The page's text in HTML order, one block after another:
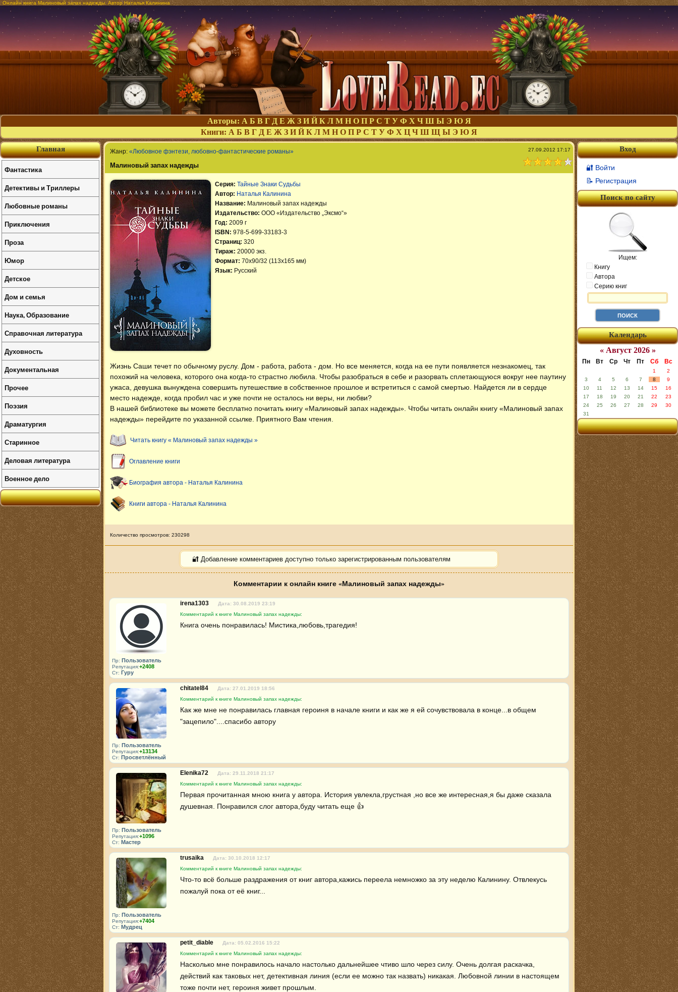
Онлайн книга Малиновый запах надежды. Автор Наталья Калинина
Авторы: А Б В Г Д Е Ж З И Й К Л М Н О П Р С Т У Ф Х Ч Ш Ы Э Ю Я
Книги: А Б В Г Д Е Ж З И Й К Л М Н О П Р С Т У Ф Х Ц Ч Ш Щ Ы Э Ю Я
Жанр: «Любовное фэнтези, любовно-фантастические романы»
Малиновый запах надежды
27.09.2012 17:17
Серия: Тайные Знаки Судьбы
Автор: Наталья Калинина
Название: Малиновый запах надежды
Издательство: ООО «Издательство „Эксмо“»
Год: 2009 г
ISBN: 978-5-699-33183-3
Страниц: 320
Тираж: 20000 экз.
Формат: 70x90/32 (113х165 мм)
Язык: Русский
Жизнь Саши течет по обычному руслу. Дом - работа, работа - дом. Но все меняется, когда на ее пути появляется незнакомец, так
похожий на человека, которого она когда-то страстно любила. Чтобы разобраться в себе и разорвать сплетающуюся вокруг нее паутину
ужаса, девушка вынуждена совершить путешествие в собственное прошлое и встретиться с самой смертью. Найдется ли в сердце
место надежде, когда пробил час и уже почти не осталось ни веры, ни любви?
В нашей библиотеке вы можете бесплатно почитать книгу «Малиновый запах надежды» . Чтобы читать онлайн книгу «Малиновый запах
надежды» перейдите по указанной ссылке. Приятного Вам чтения.
Читать книгу « Малиновый запах надежды »
Оглавление книги
Биография автора - Наталья Калинина
Книги автора - Наталья Калинина
Количество просмотров: 230298
🔐 Добавление комментариев доступно только зарегистрированным пользователям
Комментарии к онлайн книге «Малиновый запах надежды»
Пр: Пользователь
Репутация:+2408
Ст: Гуру
irena1303
Дата: 30.08.2019 23:19
Комментарий к книге Малиновый запах надежды:
Книга очень понравилась! Мистика,любовь,трагедия!
Пр: Пользователь
Репутация:+13134
Ст: Просветлённый
chitatel84
Дата: 27.01.2019 18:56
Комментарий к книге Малиновый запах надежды:
Как же мне не понравилась главная героиня в начале книги и как же я ей сочувствовала в конце...в общем
"зацепило"....спасибо автору
Пр: Пользователь
Репутация:+1096
Ст: Мастер
Elenika72
Дата: 29.11.2018 21:17
Комментарий к книге Малиновый запах надежды:
Первая прочитанная мною книга у автора. История увлекла,грустная ,но все же интересная,я бы даже сказала
душевная. Понравился слог автора,буду читать еще 👍
Пр: Пользователь
Репутация:+7404
Ст: Мудрец
trusaika
Дата: 30.10.2018 12:17
Комментарий к книге Малиновый запах надежды:
Что-то всё больше раздражения от книг автора,кажись переела немножко за эту неделю Калинину. Отвлекусь
пожалуй пока от её книг...
petit_diable
Дата: 05.02.2016 15:22
Комментарий к книге Малиновый запах надежды:
Насколько мне понравилось начало настолько дальнейшее чтиво шло через силу. Очень долгая раскачка,
действий как таковых нет, детективная линия (если ее можно так назвать) никакая. Любовной линии в настоящем
тоже почти нет, героиня живет прошлым.
Вход
🔐 Войти
📝 Регистрация
Поиск по сайту
Ищем:
Книгу
Автора
Серию книг
Календарь
« Август 2026 »
Пн Вт Ср Чт Пт Сб Вс
1
2
3
4 5 6 7 8
9
10
11 12 13 14 15
16
17
18 19 20 21 22
23
24
25 26 27 28 29
30
31
Главная
Фантастика
Детективы и Триллеры
Любовные романы
Приключения
Проза
Юмор
Детское
Дом и семья
Наука, Образование
Справочная литература
Духовность
Документальная
Прочее
Поэзия
Драматургия
Старинное
Деловая литература
Военное дело